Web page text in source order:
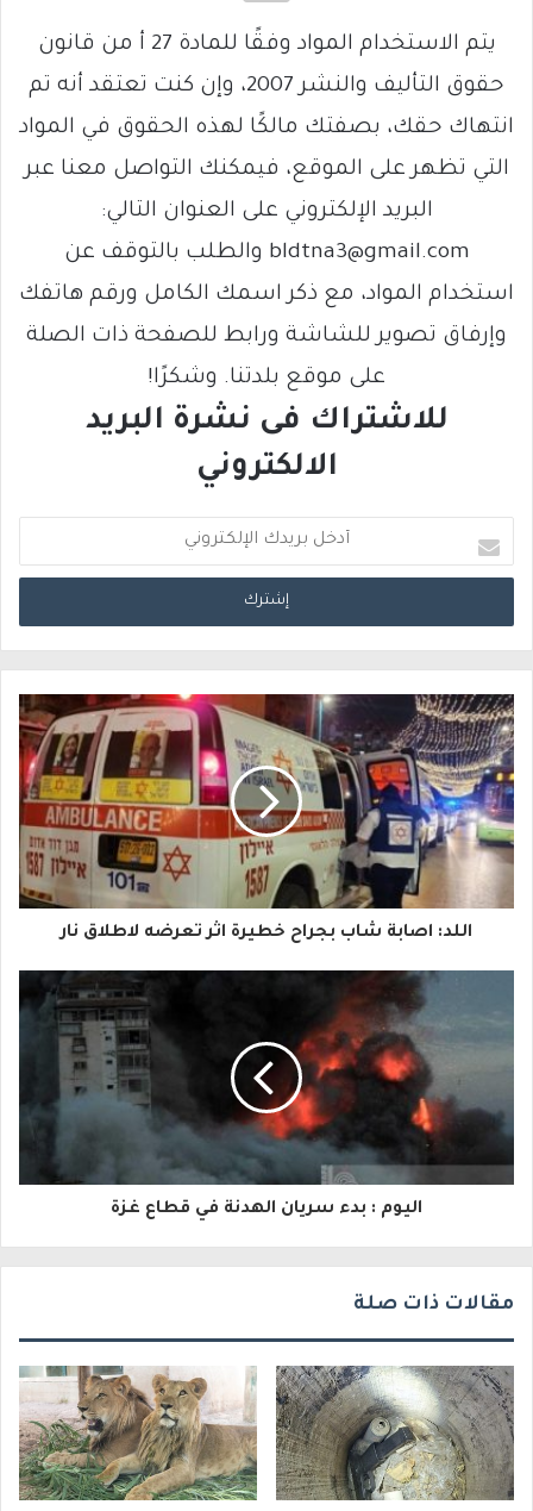
يتم الاستخدام المواد وفقًا للمادة 27 أ من قانون
حقوق التأليف والنشر 2007، وإن كنت تعتقد أنه تم
انتهاك حقك، بصفتك مالكًا لهذه الحقوق في المواد
التي تظهر على الموقع، فيمكنك التواصل معنا عبر
البريد الإلكتروني على العنوان التالي:
bldtna3@gmail.com والطلب بالتوقف عن
استخدام المواد، مع ذكر اسمك الكامل ورقم هاتفك
وإرفاق تصوير للشاشة ورابط للصفحة ذات الصلة
على موقع بلدتنا. وشكرًا!
للاشتراك فى نشرة البريد
الالكتروني
د
خ
ب
ر
ي
د
ك
ا
ر
ن
اللد: اصابة شاب بجراح خطيرة اثر تعرضه لاطلاق نار
اليوم : بدء سريان الهدنة في قطاع غزة
مقالات ذات صلة